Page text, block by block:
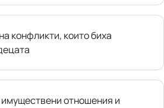
конфликти, които биха
отношения и